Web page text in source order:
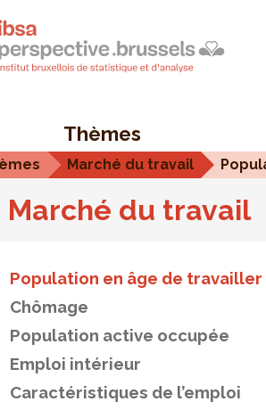
Thèmes
Marché du travail
Marché du travail
Population en âge de travailler
Chômage
Population active occupée
Emploi intérieur
Caractéristiques de l’emploi